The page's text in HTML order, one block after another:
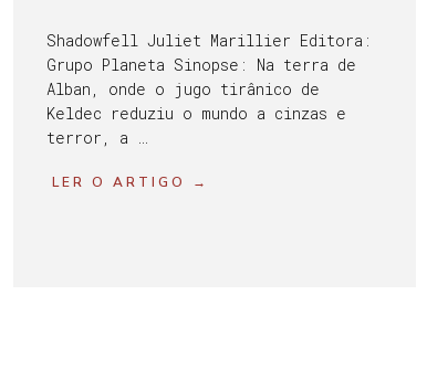
Shadowfell Juliet Marillier Editora:
Grupo Planeta Sinopse: Na terra de
Alban, onde o jugo tirânico de
Keldec reduziu o mundo a cinzas e
terror, a …
LER O ARTIGO →